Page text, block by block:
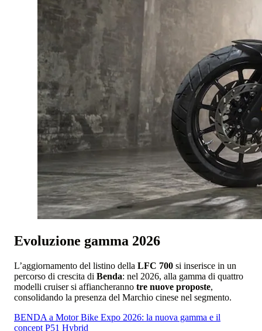
Evoluzione gamma 2026
L’aggiornamento del listino della LFC 700 si inserisce in un
percorso di crescita di Benda: nel 2026, alla gamma di quattro
modelli cruiser si affiancheranno tre nuove proposte,
consolidando la presenza del Marchio cinese nel segmento.
BENDA a Motor Bike Expo 2026: la nuova gamma e il
concept P51 Hybrid